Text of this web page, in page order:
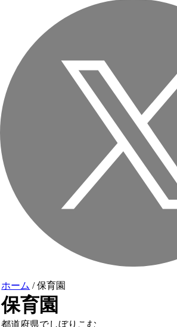
ホーム /保育園
保育園
都道府県でしぼりこむ